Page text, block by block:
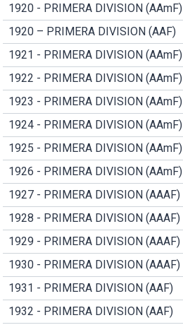
1920 - PRIMERA DIVISION (AAmF)
1920 – PRIMERA DIVISION (AAF)
1921 - PRIMERA DIVISION (AAmF)
1922 - PRIMERA DIVISION (AAmF)
1923 - PRIMERA DIVISION (AAmF)
1924 - PRIMERA DIVISION (AAmF)
1925 - PRIMERA DIVISION (AAmF)
1926 - PRIMERA DIVISION (AAmF)
1927 - PRIMERA DIVISION (AAAF)
1928 - PRIMERA DIVISION (AAAF)
1929 - PRIMERA DIVISION (AAAF)
1930 - PRIMERA DIVISION (AAAF)
1931 - PRIMERA DIVISION (AAF)
1932 - PRIMERA DIVISION (AAF)